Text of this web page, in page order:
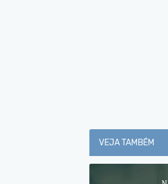
VEJA TAMBÉM